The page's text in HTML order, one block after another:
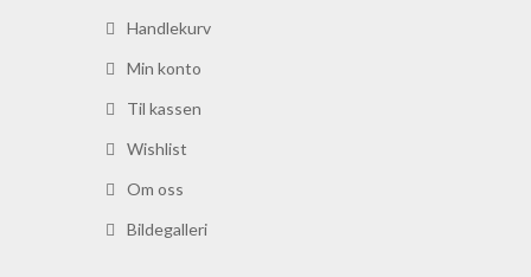
Handlekurv
Min konto
Til kassen
Wishlist
Om oss
Bildegalleri